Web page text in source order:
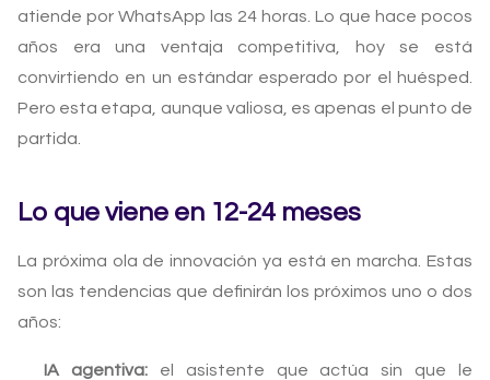
atiende por WhatsApp las 24 horas. Lo que hace pocos
años era una ventaja competitiva, hoy se está
convirtiendo en un estándar esperado por el huésped.
Pero esta etapa, aunque valiosa, es apenas el punto de
partida.
Lo que viene en 12-24 meses
La próxima ola de innovación ya está en marcha. Estas
son las tendencias que definirán los próximos uno o dos
años:
IA agentiva:el asistente que actúa sin que le